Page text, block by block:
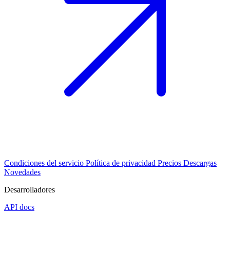
Condiciones del servicio Política de privacidad Precios Descargas
Novedades
Desarrolladores
API docs